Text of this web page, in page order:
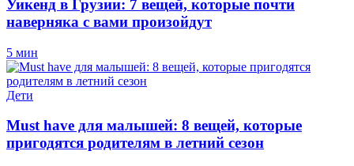
Уикенд в Грузии: 7 вещей, которые почти
наверняка с вами произойдут
5 мин
Дети
Must have для малышей: 8 вещей, которые
пригодятся родителям в летний сезон